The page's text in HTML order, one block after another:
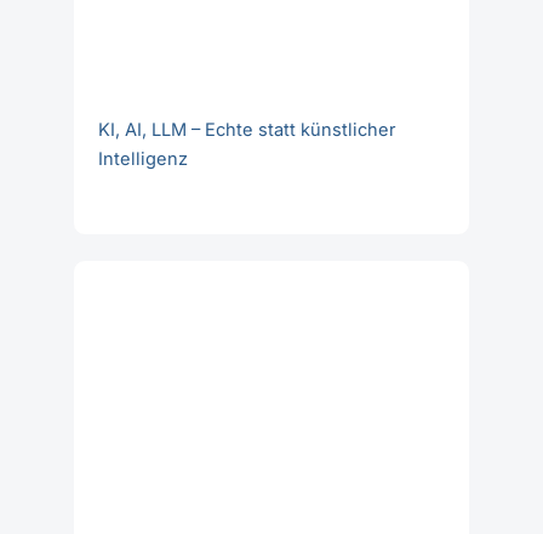
KI, AI, LLM – Echte statt künstlicher
Intelligenz